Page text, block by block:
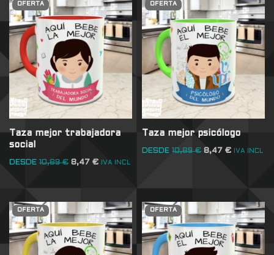
OFERTA
Taza mejor trabajadora
social
DESDE 10,89€ 8,47 € IVA INCL
OFERTA
Taza mejor psicólogo
DESDE 10,89€ 8,47€ IVA INCL
OFERTA OFERTA